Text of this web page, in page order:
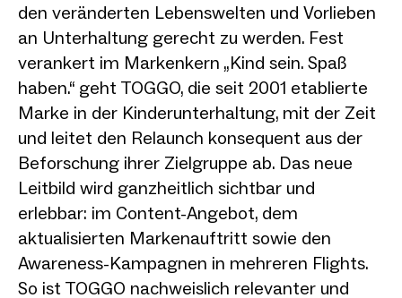
den veränderten Lebenswelten und Vorlieben
an Unterhaltung gerecht zu werden. Fest
verankert im Markenkern „Kind sein. Spaß
haben.“ geht TOGGO, die seit 2001 etablierte
Marke in der Kinderunterhaltung, mit der Zeit
und leitet den Relaunch konsequent aus der
Beforschung ihrer Zielgruppe ab. Das neue
Leitbild wird ganzheitlich sichtbar und
erlebbar: im Content-Angebot, dem
aktualisierten Markenauftritt sowie den
Awareness-Kampagnen in mehreren Flights.
So ist TOGGO nachweislich relevanter und